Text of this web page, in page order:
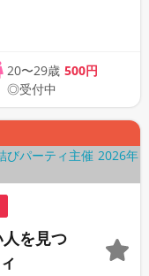
20〜29歳 500円
◎受付中
人を見つ